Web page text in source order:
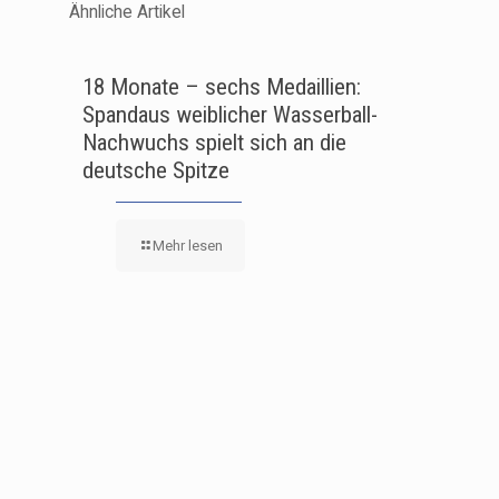
Ähnliche Artikel
18 Monate – sechs Medaillien:
Spandaus weiblicher Wasserball-
Nachwuchs spielt sich an die
deutsche Spitze
Mehr lesen